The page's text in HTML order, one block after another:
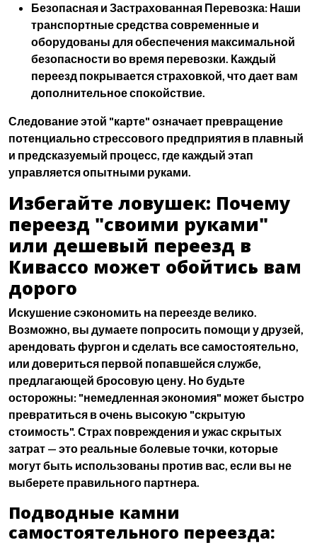
Безопасная и Застрахованная Перевозка: Наши
транспортные средства современные и
оборудованы для обеспечения максимальной
безопасности во время перевозки. Каждый
переезд покрывается страховкой, что дает вам
дополнительное спокойствие.
Следование этой "карте" означает превращение
потенциально стрессового предприятия в плавный
и предсказуемый процесс, где каждый этап
управляется опытными руками.
Избегайте ловушек: Почему
переезд "своими руками"
или дешевый переезд в
Кивассо может обойтись вам
дорого
Искушение сэкономить на переезде велико.
Возможно, вы думаете попросить помощи у друзей,
арендовать фургон и сделать все самостоятельно,
или довериться первой попавшейся службе,
предлагающей бросовую цену. Но будьте
осторожны: "немедленная экономия" может быстро
превратиться в очень высокую "скрытую
стоимость". Страх повреждения и ужас скрытых
затрат — это реальные болевые точки, которые
могут быть использованы против вас, если вы не
выберете правильного партнера.
Подводные камни
самостоятельного переезда: